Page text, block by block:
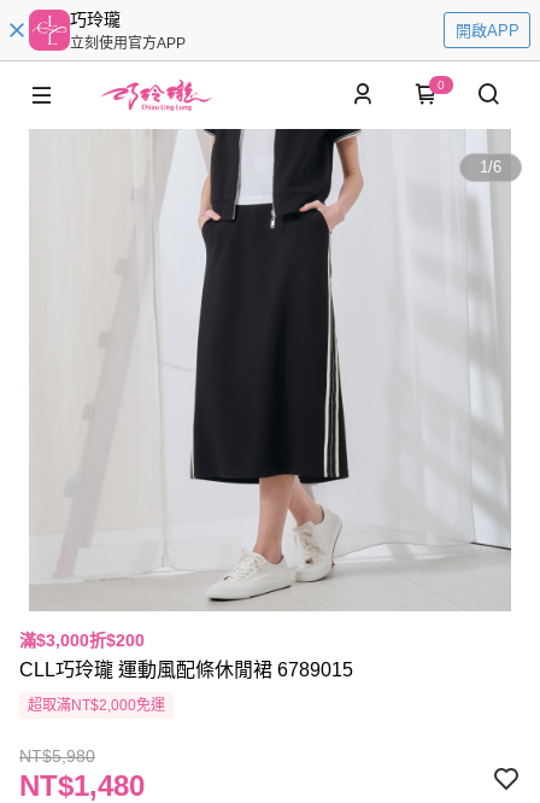
巧玲瓏
立刻使用官方APP
開啟APP
0
1/6
滿$3,000折$200
CLL巧玲瓏 運動風配條休閒裙 6789015
超取滿NT$2,000免運
NT$5,980
NT$1,480